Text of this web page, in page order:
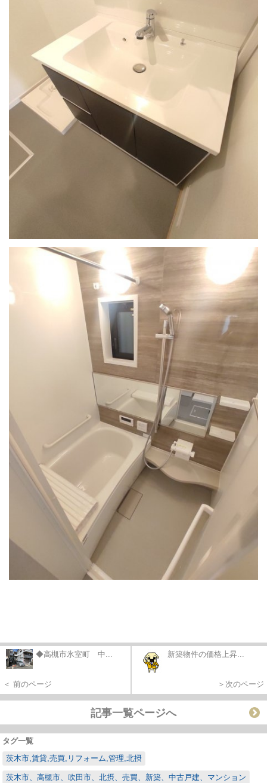
◆高槻市氷室町 中...
＜ 前のページ
新築物件の価格上昇...
＞次のページ
記事一覧ページへ
タグ一覧
茨木市,賃貸,売買,リフォーム,管理,北摂
茨木市、高槻市、吹田市、北摂、売買、新築、中古戸建、マンション